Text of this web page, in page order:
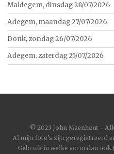
Maldegem, dinsdag 28/07/2026
Adegem, maandag 27/07/2026
Donk, zondag 26/07/2026
Adegem, zaterdag 25/07/2026
© 2023 John Maenhout -
Al mijn foto's zijn geregistreerd
Gebruik in welke vorm dan ook